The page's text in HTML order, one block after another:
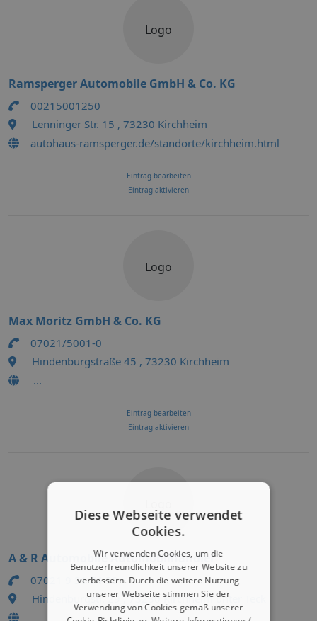
Logo
Ramsperger Automobile GmbH & Co. KG
00215001250
Lenninger Str. 15 , 73230 Kirchheim
autohaus-ramsperger.de/standorte/kirchheim.html
Eintrag bearbeiten
Eintrag aktivieren
Logo
Max Moritz GmbH & Co. KG
07021/5001-0
Hindenburgstraße 45 , 73230 Kirchheim
...
Eintrag bearbeiten
Eintrag aktivieren
A & R Automobile Automobilhändler
07021 9 31 74 50
Hindenburgstr. 29 , 73230 Kirchheim unter Teck
Diese Webseite verwendet
Cookies.
Wir verwenden Cookies, um die
Benutzerfreundlichkeit unserer Website zu
verbessern. Durch die weitere Nutzung
unserer Webseite stimmen Sie der
Verwendung von Cookies gemäß unserer